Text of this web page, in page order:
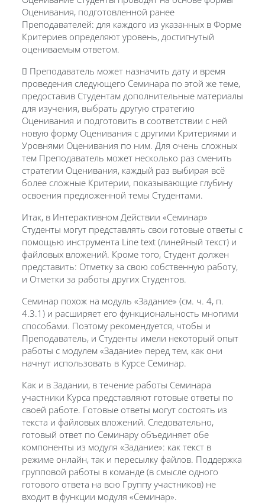
Оценивания, подготовленной ранее
Преподавателей: для каждого из указанных в Форме
Критериев определяют уровень, достигнутый
оцениваемым ответом.
 Преподаватель может назначить дату и время
проведения следующего Семинара по этой же теме,
предоставив Студентам дополнительные материалы
для изучения, выбрать другую стратегию
Оценивания и подготовить в соответствии с ней
новую форму Оценивания с другими Критериями и
Уровнями Оценивания по ним. Для очень сложных
тем Преподаватель может несколько раз сменить
стратегии Оценивания, каждый раз выбирая всё
более сложные Критерии, показывающие глубину
освоения предложенной темы Студентами.
Итак, в Интерактивном Действии «Семинар»
Студенты могут представлять свои готовые ответы с
помощью инструмента Line text (линейный текст) и
файловых вложений. Кроме того, Студент должен
представить: Отметку за свою собственную работу,
и Отметки за работы других Студентов.
Семинар похож на модуль «Задание» (см. ч. 4, п.
4.3.1) и расширяет его функциональность многими
способами. Поэтому рекомендуется, чтобы и
Преподаватель, и Студенты имели некоторый опыт
работы с модулем «Задание» перед тем, как они
начнут использовать в Курсе Семинар.
Как и в Задании, в течение работы Семинара
участники Курса представляют готовые ответы по
своей работе. Готовые ответы могут состоять из
текста и файловых вложений. Следовательно,
готовый ответ по Семинару объединяет обе
компоненты из модуля «Задание»: как текст в
режиме онлайн, так и пересылку файлов. Поддержка
групповой работы в команде (в смысле одного
готового ответа на всю Группу участников) не
входит в функции модуля «Семинар».